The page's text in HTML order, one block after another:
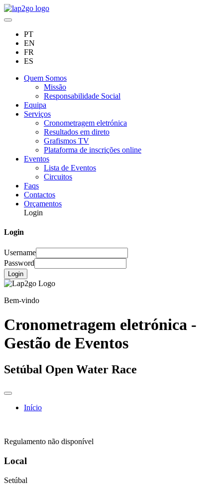
PT
EN
FR
ES
Quem Somos
Missão
Responsabilidade Social
Equipa
Serviços
Cronometragem eletrónica
Resultados em direto
Grafismos TV
Plataforma de inscrições online
Eventos
Lista de Eventos
Circuitos
Faqs
Contactos
Orçamentos
Login
Login
Username
Password
Login
Bem-vindo
Cronometragem eletrónica -
Gestão de Eventos
Setúbal Open Water Race
Início
Regulamento não disponível
Local
Setúbal